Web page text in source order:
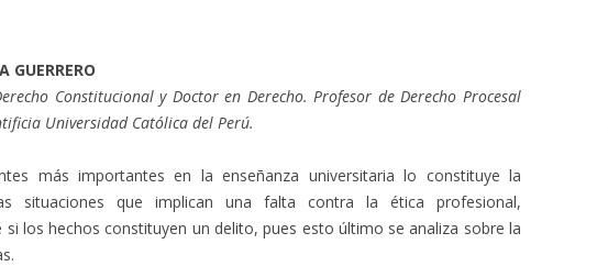
GUERRERO
Constitucional y Doctor en Derecho. Profesor de Derecho Procesal
Universidad Católica del Perú.
más importantes en la enseñanza universitaria lo constituye la
situaciones que implican una falta contra la ética profesional,
si los hechos constituyen un delito, pues esto último se analiza sobre la